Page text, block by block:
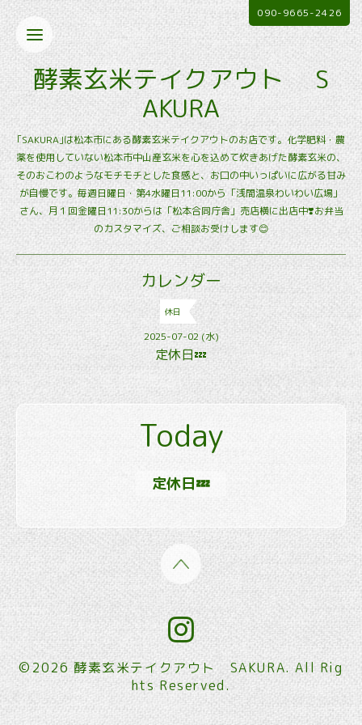
酵素玄米テイクアウト S
AKURA
｢SAKURA｣は松本市にある酵素玄米テイクアウトのお店です。化学肥料・農
薬を使用していない松本市中山産玄米を心を込めて炊きあげた酵素玄米の、
そのおこわのようなモチモチとした食感と、お口の中いっぱいに広がる甘み
が自慢です。毎週日曜日・第4水曜日11:00から「浅間温泉わいわい広場」
さん、月１回金曜日11:30からは「松本合同庁舎」売店横に出店中❣️お弁当
のカスタマイズ、ご相談お受けします😊
090-9665-2426
カレンダー
休日
2025-07-02 (水)
定休日💤
Today
定休日💤
©2026酵素玄米テイクアウト SAKURA. All Rig
hts Reserved.